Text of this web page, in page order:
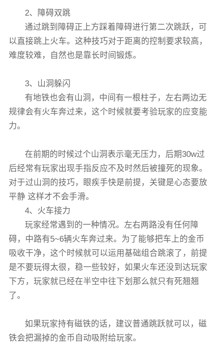
2、障碍双跳
通过跳到障碍正上方踩着障碍进行第二次跳跃，可
以直接跳上火车。这种技巧对于距离的控制要求较高，
难度较难，自然也是靠长时间锻炼。
3、山洞躲闪
有地铁也会有山洞，中间有一根柱子，左右两边无
规律会有火车奔过来，这个时候就要考验玩家的应变能
力。
在前期的时候过个山洞表示毫无压力，后期30w过
后经常有玩家出现手指反应不及时然后被撞死的现象。
对于过山洞的技巧，眼疾手快是前提，关键是心态要放
平静 这样才不会手滑。
4、火车接力
玩家经常遇到的一种情况。左右两路没有任何障
碍，中路有5~6辆火车奔过来。为了能够把车上的金币
吸收干净，这个时候就可以运用基础组合跳滚了，前提
是不要玩得太很，稳一些较好，如果火车还没到达玩家
下方，玩家就已经在半空中往下划那么就只有死翘翘
了。
如果玩家持有磁铁的话，建议普通跳跃就可以，磁
铁会把漏掉的金币自动吸附给玩家。